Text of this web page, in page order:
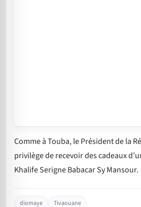
Comme à Touba, le Président de la
privilège de recevoir des cadeaux
Khalife Serigne Babacar Sy Mansour.
diomaye Tivaouane